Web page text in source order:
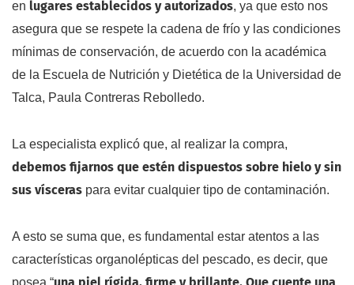
en lugares establecidos y autorizados, ya que esto nos
asegura que se respete la cadena de frío y las condiciones
mínimas de conservación, de acuerdo con la académica
de la Escuela de Nutrición y Dietética de la Universidad de
Talca, Paula Contreras Rebolledo.
La especialista explicó que, al realizar la compra,
debemos fijarnos que estén dispuestos sobre hielo y sin
sus vísceras para evitar cualquier tipo de contaminación.
A esto se suma que, es fundamental estar atentos a las
características organolépticas del pescado, es decir, que